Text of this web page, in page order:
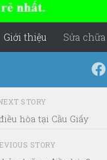
Giới thiệu Sửa
STORY
hòa tại Cầu Giấy
STORY